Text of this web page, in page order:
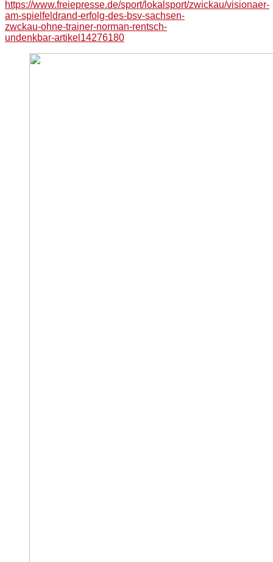
https://www.freiepresse.de/sport/lokalsport/zwickau/visionaer-
am-spielfeldrand-erfolg-des-bsv-sachsen-
zwckau-ohne-trainer-norman-rentsch-
undenkbar-artikel14276180